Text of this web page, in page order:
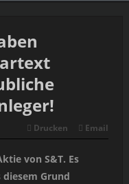
Drucken Email
von S&T. Es
Grund